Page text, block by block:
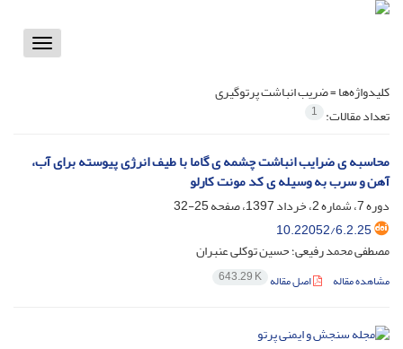
Toggle
کلیدواژه‌ها =ضریب انباشت پرتوگیری
تعداد مقالات: 1
محاسبه ی ضرایب انباشت چشمه ی گاما با طیف انرژی پیوسته برای آب،
آهن و سرب به وسیله ی کد مونت کارلو
دوره 7، شماره 2، خرداد 1397، صفحه
25-32
10.22052/6.2.25
مصطفی محمد رفیعی؛ حسین توکلی عنبران
مشاهده مقاله اصل مقاله 643.29 K